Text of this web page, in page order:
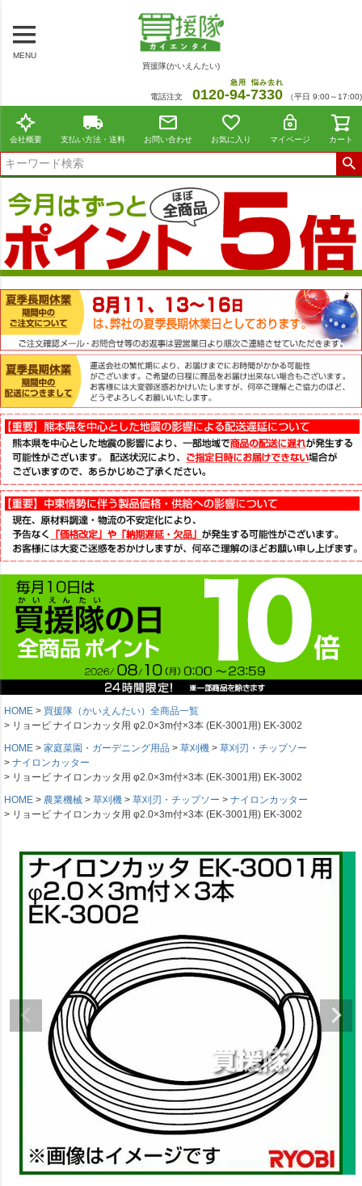
MENU
買援隊(かいえんたい)
電話注文 0120-94
急用
-7330
悩み去れ
（平日 9:00～17:00)
会社概要 支払い方法・送料 お問い合わせ お気に入り マイページ カート
HOME
買援隊（かいえんたい）全商品一覧
リョービ ナイロンカッタ用 φ2.0×3m付×3本 (EK-3001用) EK-3002
HOME
家庭菜園・ガーデニング用品 草刈機
草刈刃・チップソー
ナイロンカッター
リョービ ナイロンカッタ用 φ2.0×3m付×3本 (EK-3001用) EK-3002
HOME
農業機械 草刈機 草刈刃・チップソー
ナイロンカッター
リョービ ナイロンカッタ用 φ2.0×3m付×3本 (EK-3001用) EK-3002